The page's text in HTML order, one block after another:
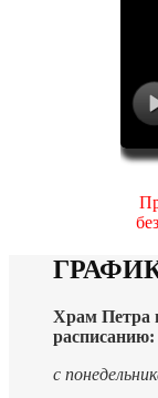
Храм Петра
расписанию:
с